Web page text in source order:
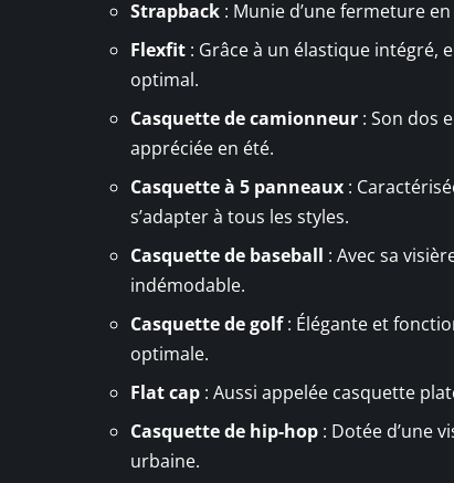
Strapback : Munie d’une fermeture
Flexfit : Grâce à un élastique intégré,
optimal.
Casquette de camionneur : Son dos
appréciée en été.
Casquette à 5 panneaux :
s’adapter à tous les styles.
Casquette de baseball : Avec sa
indémodable.
Casquette de golf: Élégante et
optimale.
Flat cap : Aussi appelée casquette
Casquette de hip-hop : Dotée d’une
urbaine.